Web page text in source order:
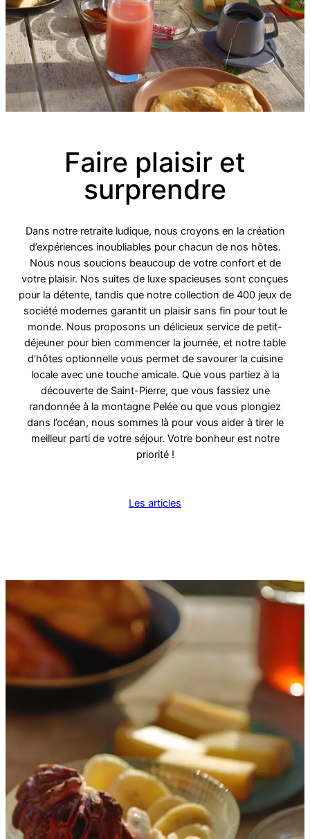
Faire plaisir et
surprendre
Dans notre retraite ludique, nous croyons en la création
d’expériences inoubliables pour chacun de nos hôtes.
Nous nous soucions beaucoup de votre confort et de
votre plaisir. Nos suites de luxe spacieuses sont conçues
pour la détente, tandis que notre collection de 400 jeux de
société modernes garantit un plaisir sans fin pour tout le
monde. Nous proposons un délicieux service de petit-
déjeuner pour bien commencer la journée, et notre table
d’hôtes optionnelle vous permet de savourer la cuisine
locale avec une touche amicale. Que vous partiez à la
découverte de Saint-Pierre, que vous fassiez une
randonnée à la montagne Pelée ou que vous plongiez
dans l’océan, nous sommes là pour vous aider à tirer le
meilleur parti de votre séjour. Votre bonheur est notre
priorité !
Les articles